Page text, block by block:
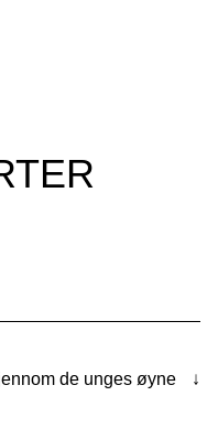
de unges øyne
↓